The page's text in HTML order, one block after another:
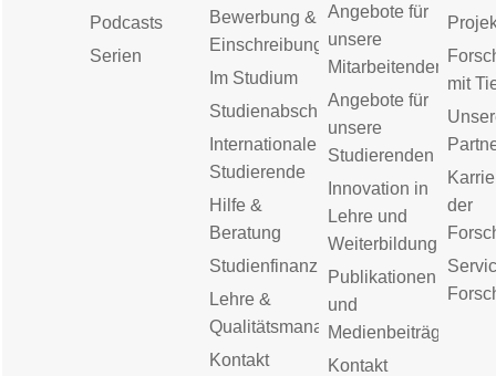
Podcasts
Serien
Bewerbung &
Einschreibung
Im Studium
Studienabschluss
Internationale
Studierende
Hilfe &
Beratung
Studienfinanzierung
Lehre &
Qualitätsmanagement
Kontakt
Angebote für
unsere
Mitarbeitenden
Angebote für
unsere
Studierenden
Innovation in
Lehre und
Weiterbildung
Publikationen
und
Medienbeiträge
Kontakt
mit
der